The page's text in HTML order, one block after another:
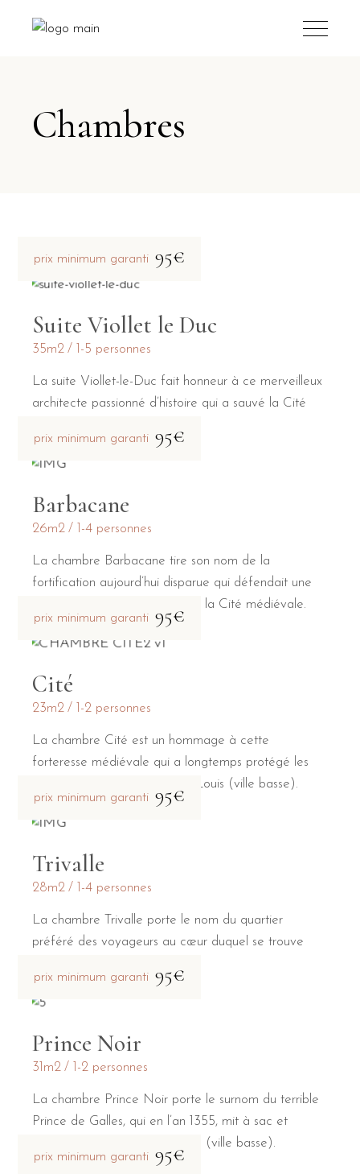
Chambres
prix minimum garanti 95€
Suite Viollet le Duc
35m2 1-5 personnes
La suite Viollet-le-Duc fait honneur à ce merveilleux
architecte passionné d’histoire qui a sauvé la Cité
prix minimum garanti 95€
Barbacane
26m2 1-4 personnes
La chambre Barbacane tire son nom de la
fortification aujourd’hui disparue qui défendait une
des deux portes principales de la Cité médiévale.
prix minimum garanti 95€
Cité
23m2 1-2 personnes
La chambre Cité est un hommage à cette
forteresse médiévale qui a longtemps protégé les
habitants de la Bastide Saint-Louis (ville basse).
prix minimum garanti 95€
Trivalle
28m2 1-4 personnes
La chambre Trivalle porte le nom du quartier
préféré des voyageurs au cœur duquel se trouve
prix minimum garanti 95€
Prince Noir
31m2 1-2 personnes
La chambre Prince Noir porte le surnom du terrible
Prince de Galles, qui en l’an 1355, mit à sac et
incendia la Bastide Saint-Louis (ville basse).
prix minimum garanti 95€